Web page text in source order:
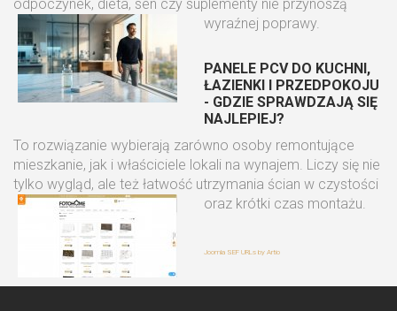
odpoczynek, dieta, sen czy suplementy nie przynoszą
wyraźnej poprawy.
PANELE PCV DO KUCHNI,
ŁAZIENKI I PRZEDPOKOJU
- GDZIE SPRAWDZAJĄ SIĘ
NAJLEPIEJ?
To rozwiązanie wybierają zarówno osoby remontujące
mieszkanie, jak i właściciele lokali na wynajem. Liczy się nie
tylko wygląd, ale też łatwość utrzymania ścian w czystości
oraz krótki czas montażu.
Joomla SEF URLs by Artio